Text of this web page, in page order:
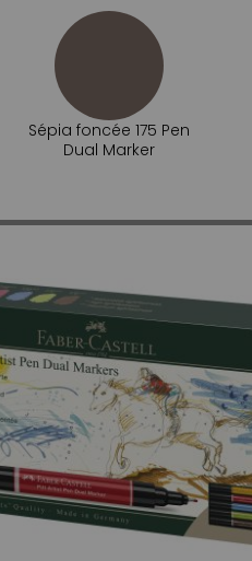
Sépia foncée 175 Pen
Dual Marker